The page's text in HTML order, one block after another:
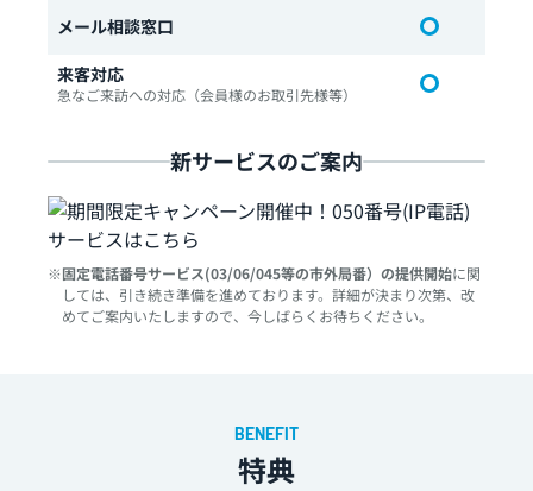
メール相談窓口
来客対応
急なご来訪への対応（会員様のお取引先様等）
新サービスのご案内
固定電話番号サービス(03/06/045等の市外局番）の提供開始に関
しては、引き続き準備を進めております。詳細が決まり次第、改
めてご案内いたしますので、今しばらくお待ちください。
特典